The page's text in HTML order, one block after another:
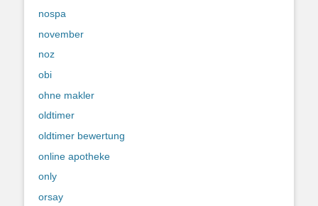
nospa
november
noz
obi
ohne makler
oldtimer
oldtimer bewertung
online apotheke
only
orsay